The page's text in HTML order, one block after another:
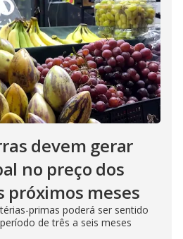
devem gerar
no preço dos
próximos meses
primas poderá ser sentido
de três a seis meses